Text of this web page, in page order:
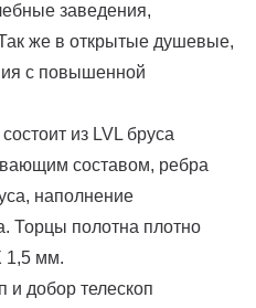
заведения,
же в открытые душевые,
с повышенной
из LVL бруса
составом, ребра
наполнение
Торцы полотна плотно
1,5 мм.
и добор телескоп